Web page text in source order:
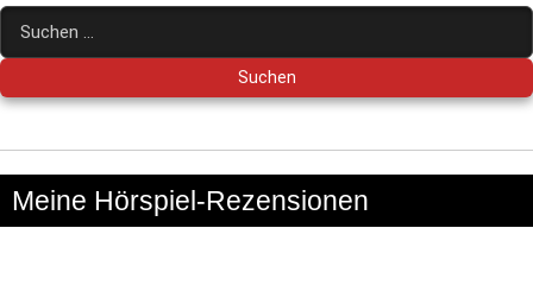
und
Suchen
nach:
Meine Hörspiel-Rezensionen